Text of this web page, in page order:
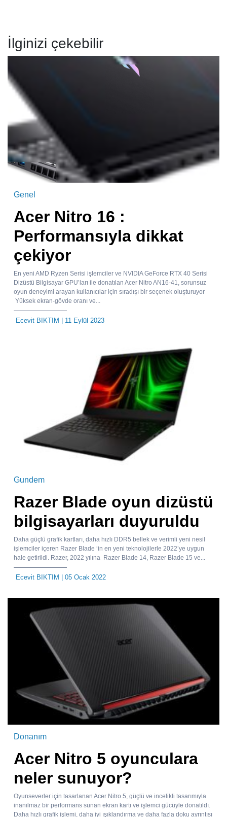
İlginizi çekebilir
Genel
Acer Nitro 16 :
Performansıyla dikkat
çekiyor
En yeni AMD Ryzen Serisi işlemciler ve NVIDIA GeForce RTX 40 Serisi
Dizüstü Bilgisayar GPU’ları ile donatılan Acer Nitro AN16-41, sorunsuz
oyun deneyimi arayan kullanıcılar için sıradışı bir seçenek oluşturuyor
Yüksek ekran-gövde oranı ve...
Ecevit BIKTIM | 11 Eylül 2023
Gundem
Razer Blade oyun dizüstü
bilgisayarları duyuruldu
Daha güçlü grafik kartları, daha hızlı DDR5 bellek ve verimli yeni nesil
işlemciler içeren Razer Blade ‘in en yeni teknolojilerle 2022’ye uygun
hale getirildi. Razer, 2022 yılına Razer Blade 14, Razer Blade 15 ve...
Ecevit BIKTIM | 05 Ocak 2022
Donanım
Acer Nitro 5 oyunculara
neler sunuyor?
Oyunseverler için tasarlanan Acer Nitro 5, güçlü ve incelikli tasarımıyla
inanılmaz bir performans sunan ekran kartı ve işlemci gücüyle donatıldı.
Daha hızlı grafik işlemi, daha iyi ışıklandırma ve daha fazla doku ayrıntısı